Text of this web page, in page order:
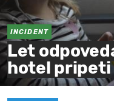
INCIDENT
Let
hotel pripeti